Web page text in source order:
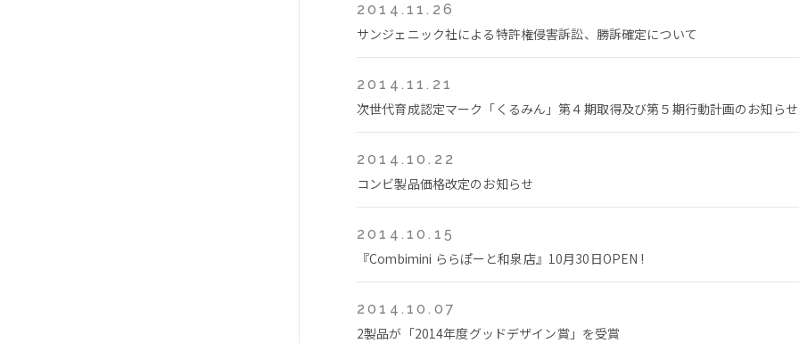
2014.11.26
サンジェニック社による特許権侵害訴訟、勝訴確定について
2014.11.21
次世代育成認定マーク「くるみん」第４期取得及び第５期行動計画のお知らせ
2014.10.22
コンビ製品価格改定のお知らせ
2014.10.15
『Combimini ららぽーと和泉店』10月30日OPEN !
2014.10.07
2製品が「2014年度グッドデザイン賞」を受賞